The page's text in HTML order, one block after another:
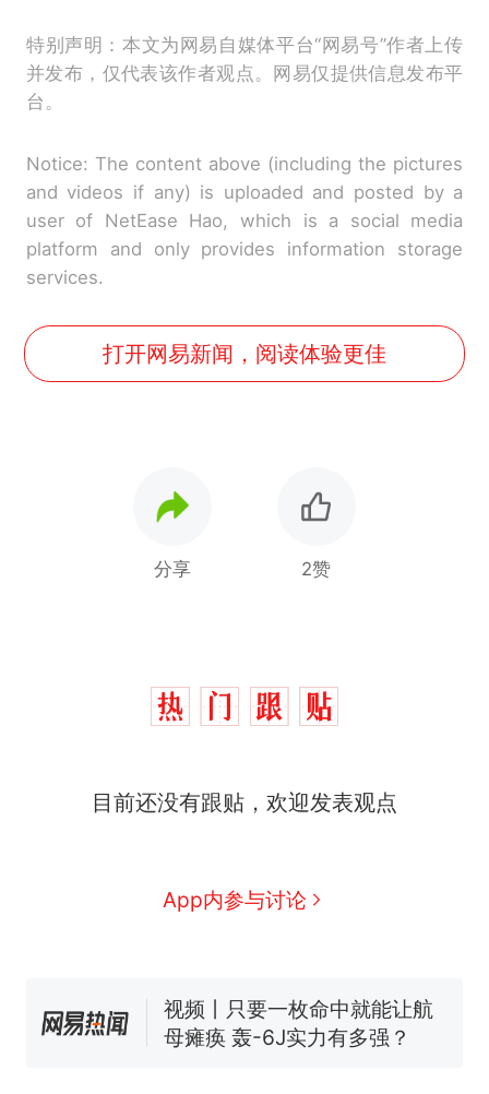
特别声明：本文为网易自媒体平台“网易号”作者上传
并发布，仅代表该作者观点。网易仅提供信息发布平
台。
Notice: The content above (including the pictures
and videos if any) is uploaded and posted by a
user of NetEase Hao, which is a social media
platform and only provides information storage
services.
打开网易新闻，阅读体验更佳
分享 2赞
目前还没有跟贴，欢迎发表观点
App内参与讨论
新 全球唯一没有法定首都的国
家，刚改国名，总统就邀请中
视频丨只要一枚命中就能让航
母瘫痪 轰-6J实力有多强？